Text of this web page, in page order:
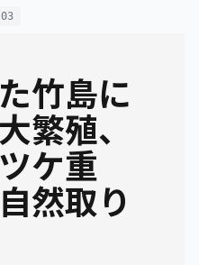
竹島に
繁殖、
ケ重
然取り